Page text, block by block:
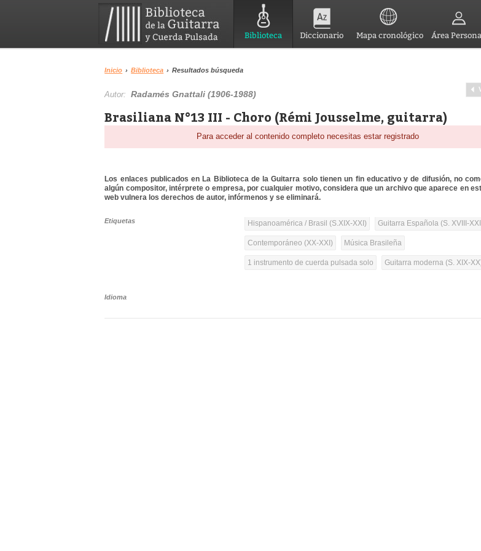
Biblioteca Diccionario Mapa cronológico Área
Inicio › Biblioteca › Resultados búsqueda
Autor:Radamés Gnattali (1906-1988)
Brasiliana N°13 III - Choro (Rémi Jousselme, guitarra)
Para acceder al contenido completo necesitas estar registrado
Los enlaces publicados en La Biblioteca de la Guitarra solo tienen un fin educativo y de difusión, no
algún compositor, intérprete o empresa, por cualquier motivo, considera que un archivo que aparece en
web vulnera los derechos de autor, infórmenos y se eliminará.
Etiquetas Hispanoamérica / Brasil (S.XIX-XXI) Guitarra Española (S. XVIII-
Contemporáneo (XX-XXI) Música Brasileña
1 instrumento de cuerda pulsada solo Guitarra moderna (S. XIX-
Idioma